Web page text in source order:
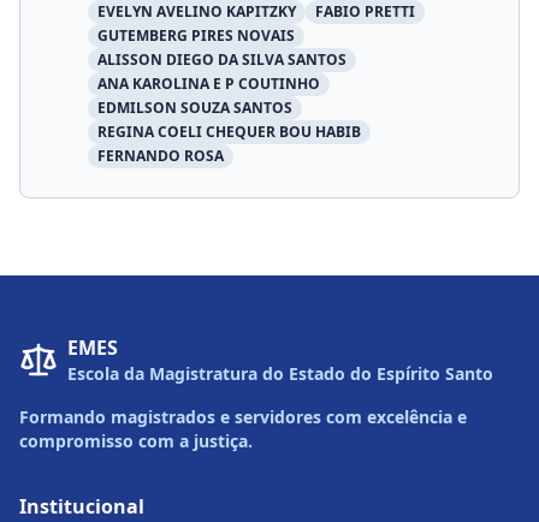
EVELYN AVELINO KAPITZKY
FABIO PRETTI
GUTEMBERG PIRES NOVAIS
ALISSON DIEGO DA SILVA SANTOS
ANA KAROLINA E P COUTINHO
EDMILSON SOUZA SANTOS
REGINA COELI CHEQUER BOU HABIB
FERNANDO ROSA
EMES
Escola da Magistratura do Estado do Espírito Santo
Formando magistrados e servidores com excelência e
compromisso com a justiça.
Institucional